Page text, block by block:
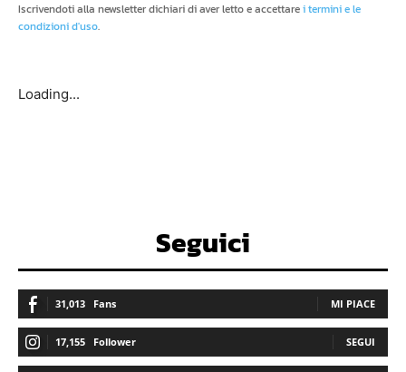
Iscrivendoti alla newsletter dichiari di aver letto e accettarei termini e le
condizioni d'uso.
Loading...
Seguici
31,013 Fans MI PIACE
17,155 Follower SEGUI